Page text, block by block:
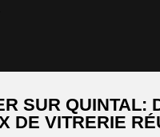
SUR QUINTAL:
DE VITRERIE